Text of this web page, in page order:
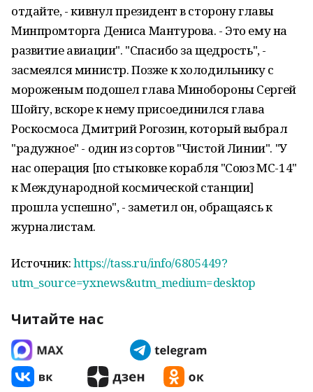
отдайте, - кивнул президент в сторону главы
Минпромторга Дениса Мантурова. - Это ему на
развитие авиации". "Спасибо за щедрость", -
засмеялся министр. Позже к холодильнику с
мороженым подошел глава Минобороны Сергей
Шойгу, вскоре к нему присоединился глава
Роскосмоса Дмитрий Рогозин, который выбрал
"радужное" - один из сортов "Чистой Линии". "У
нас операция [по стыковке корабля "Союз МС-14"
к Международной космической станции]
прошла успешно", - заметил он, обращаясь к
журналистам.
Источник:https://tass.ru/info/6805449?
utm_source=yxnews&utm_medium=desktop
Читайте нас